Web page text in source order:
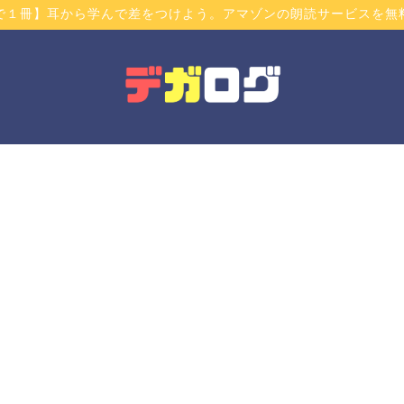
１冊】耳から学んで差をつけよう。アマゾンの朗読サービスを無